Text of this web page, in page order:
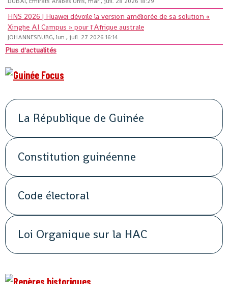
HNS 2026 | Huawei dévoile la version améliorée de sa solution «
Xinghe AI Campus » pour l'Afrique australe
JOHANNESBURG, lun., juil. 27 2026 16:14
Plus d'actualités
La République de Guinée
Constitution guinéenne
Code électoral
Loi Organique sur la HAC